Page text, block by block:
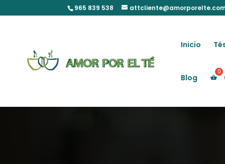
965 839 538
Inicio
Blog